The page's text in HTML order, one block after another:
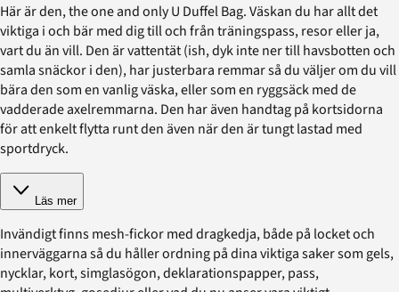
Här är den, the one and only U Duffel Bag. Väskan du har allt det
viktiga i och bär med dig till och från träningspass, resor eller ja,
vart du än vill. Den är vattentät (ish, dyk inte ner till havsbotten och
samla snäckor i den), har justerbara remmar så du väljer om du vill
bära den som en vanlig väska, eller som en ryggsäck med de
vadderade axelremmarna. Den har även handtag på kortsidorna
för att enkelt flytta runt den även när den är tungt lastad med
sportdryck.
Läs mer
Invändigt finns mesh-fickor med dragkedja, både på locket och
innerväggarna så du håller ordning på dina viktiga saker som gels,
nycklar, kort, simglasögon, deklarationspapper, pass,